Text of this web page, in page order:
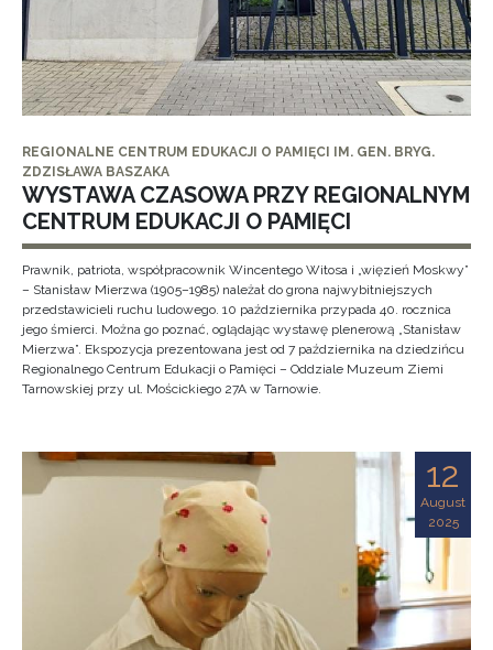
REGIONALNE CENTRUM EDUKACJI O PAMIĘCI IM. GEN. BRYG.
ZDZISŁAWA BASZAKA
WYSTAWA CZASOWA PRZY REGIONALNYM
CENTRUM EDUKACJI O PAMIĘCI
Prawnik, patriota, współpracownik Wincentego Witosa i „więzień Moskwy”
– Stanisław Mierzwa (1905–1985) należał do grona najwybitniejszych
przedstawicieli ruchu ludowego. 10 października przypada 40. rocznica
jego śmierci. Można go poznać, oglądając wystawę plenerową „Stanisław
Mierzwa”. Ekspozycja prezentowana jest od 7 października na dziedzińcu
Regionalnego Centrum Edukacji o Pamięci – Oddziale Muzeum Ziemi
Tarnowskiej przy ul. Mościckiego 27A w Tarnowie.
12
August
2025